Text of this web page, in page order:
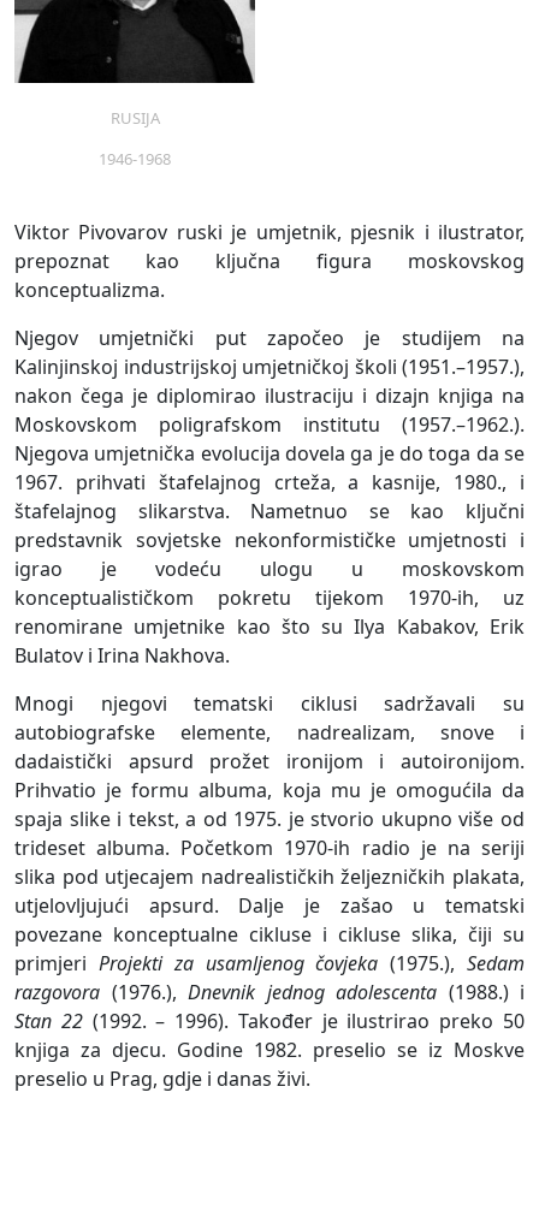
RUSIJA
1946-1968
Viktor Pivovarov ruski je umjetnik, pjesnik i ilustrator,
prepoznat kao ključna figura moskovskog
konceptualizma.
Njegov umjetnički put započeo je studijem na
Kalinjinskoj industrijskoj umjetničkoj školi (1951.–1957.),
nakon čega je diplomirao ilustraciju i dizajn knjiga na
Moskovskom poligrafskom institutu (1957.–1962.).
Njegova umjetnička evolucija dovela ga je do toga da se
1967. prihvati štafelajnog crteža, a kasnije, 1980., i
štafelajnog slikarstva. Nametnuo se kao ključni
predstavnik sovjetske nekonformističke umjetnosti i
igrao je vodeću ulogu u moskovskom
konceptualističkom pokretu tijekom 1970-ih, uz
renomirane umjetnike kao što su Ilya Kabakov, Erik
Bulatov i Irina Nakhova.
Mnogi njegovi tematski ciklusi sadržavali su
autobiografske elemente, nadrealizam, snove i
dadaistički apsurd prožet ironijom i autoironijom.
Prihvatio je formu albuma, koja mu je omogućila da
spaja slike i tekst, a od 1975. je stvorio ukupno više od
trideset albuma. Početkom 1970-ih radio je na seriji
slika pod utjecajem nadrealističkih željezničkih plakata,
utjelovljujući apsurd. Dalje je zašao u tematski
povezane konceptualne cikluse i cikluse slika, čiji su
primjeri Projekti za usamljenog čovjeka (1975.),Sedam
razgovora (1976.), Dnevnik jednog adolescenta (1988.) i
Stan 22(1992. – 1996). Također je ilustrirao preko 50
knjiga za djecu. Godine 1982. preselio se iz Moskve
preselio u Prag, gdje i danas živi.